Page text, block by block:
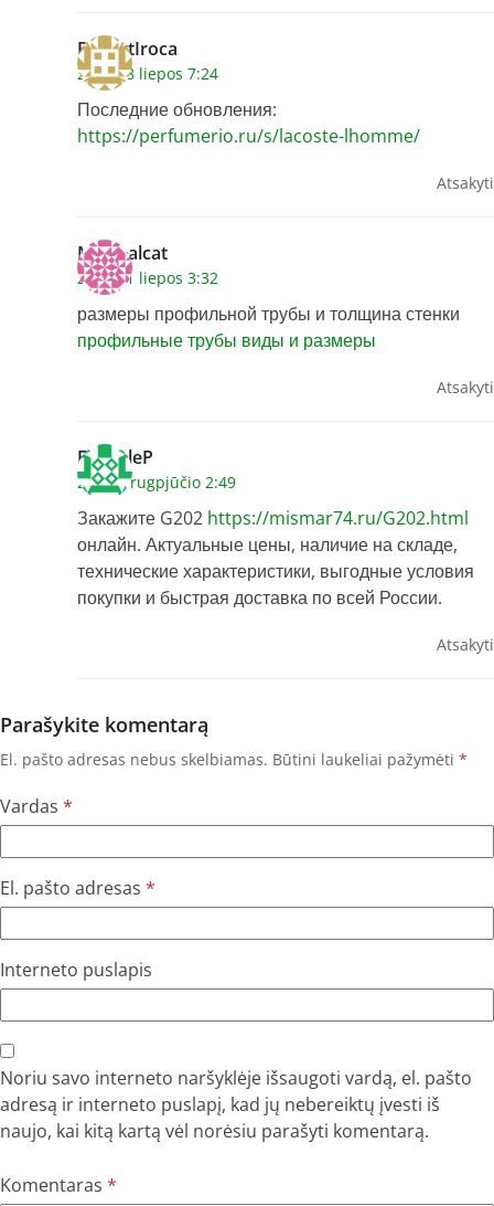
RobertIroca
2026 28 liepos 7:24
Последние обновления:
https://perfumerio.ru/s/lacoste-lhomme/
Atsakyti
Michealcat
2026 31 liepos 3:32
размеры профильной трубы и толщина стенки
профильные трубы виды и размеры
Atsakyti
EmilioleP
2026 6 rugpjūčio 2:49
Закажите G202 https://mismar74.ru/G202.html
онлайн. Актуальные цены, наличие на складе,
технические характеристики, выгодные условия
покупки и быстрая доставка по всей России.
Atsakyti
Parašykite komentarą
El. pašto adresas nebus skelbiamas. Būtini laukeliai pažymėti *
Vardas *
El. pašto adresas *
Interneto puslapis
Noriu savo interneto naršyklėje išsaugoti vardą, el. pašto
adresą ir interneto puslapį, kad jų nebereiktų įvesti iš
naujo, kai kitą kartą vėl norėsiu parašyti komentarą.
Komentaras *